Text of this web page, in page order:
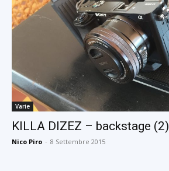
Varie
KILLA DIZEZ – backstage (2)
Nico Piro - 8 Settembre 2015